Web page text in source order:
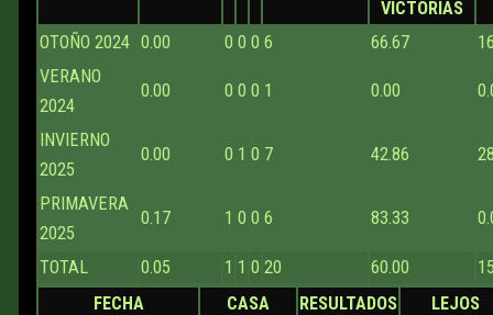
VICTORIAS
OTOÑO 2024 0.00 0 0 0 6 66.67
VERANO
2024
0.00 0 0 0 1 0.00
INVIERNO
2025
0.00 0 1 0 7 42.86
PRIMAVERA
2025
0.17 1 0 0 6 83.33
TOTAL 0.05 1 1 0 20 60.00
FECHA
CASA RESULTADOS
LEJOS